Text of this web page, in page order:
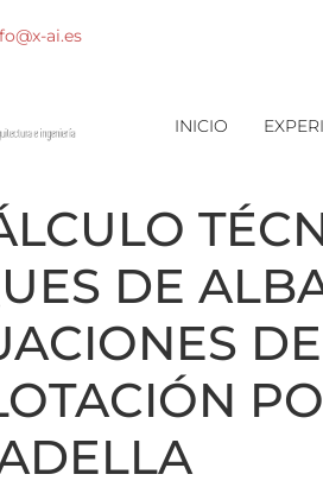
ai.es
INICIO
DE